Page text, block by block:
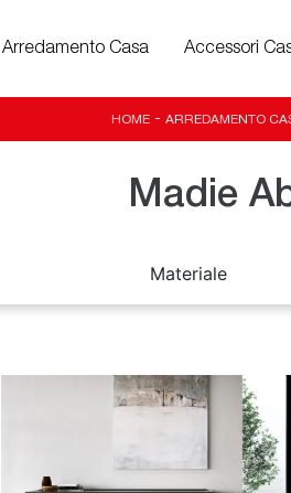
Arredamento Casa Accessori
HOME - ARREDAMENTO
Madie
Materiale